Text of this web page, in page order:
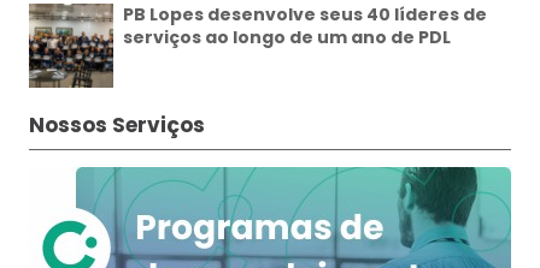
PB Lopes desenvolve seus 40 líderes de
serviços ao longo de um ano de PDL
Nossos Serviços